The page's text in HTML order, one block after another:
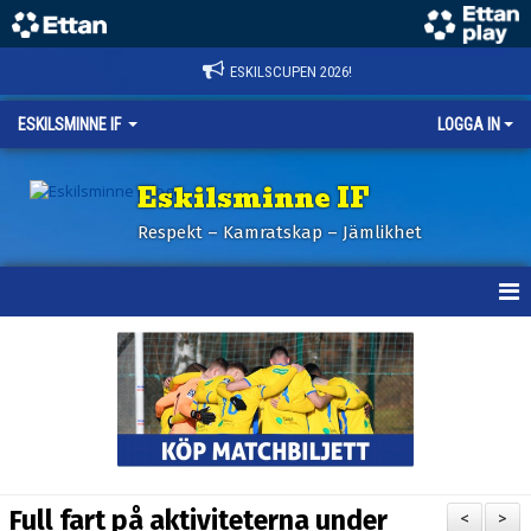
ESKILSCUPEN 2026!
ESKILSMINNE IF LOGGA IN
Eskilsminne IF
Respekt – Kamratskap – Jämlikhet
BILDER ESKILSCUPEN
>
<
Full fart på aktiviteterna under